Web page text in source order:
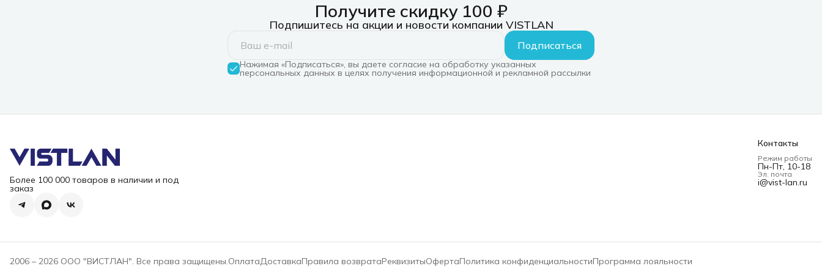
Получите скидку 100 ₽
Подпишитесь на акции и новости компании VISTLAN
Подписаться
Нажимая «Подписаться», вы даете согласие на обработку указанных
персональных данных в целях получения информационной и рекламной рассылки
Более 100 000 товаров в наличии и под
заказ
Контакты
Режим работы
Пн-Пт, 10-18
Эл. почта
i@vist-lan.ru
2006 – 2026 ООО "ВИСТЛАН". Все права защищены.ОплатаДоставкаПравила возвратаРеквизитыОфертаПолитика конфиденциальностиПрограмма лояльности